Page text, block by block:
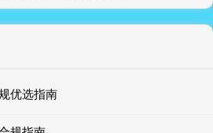
优选指南